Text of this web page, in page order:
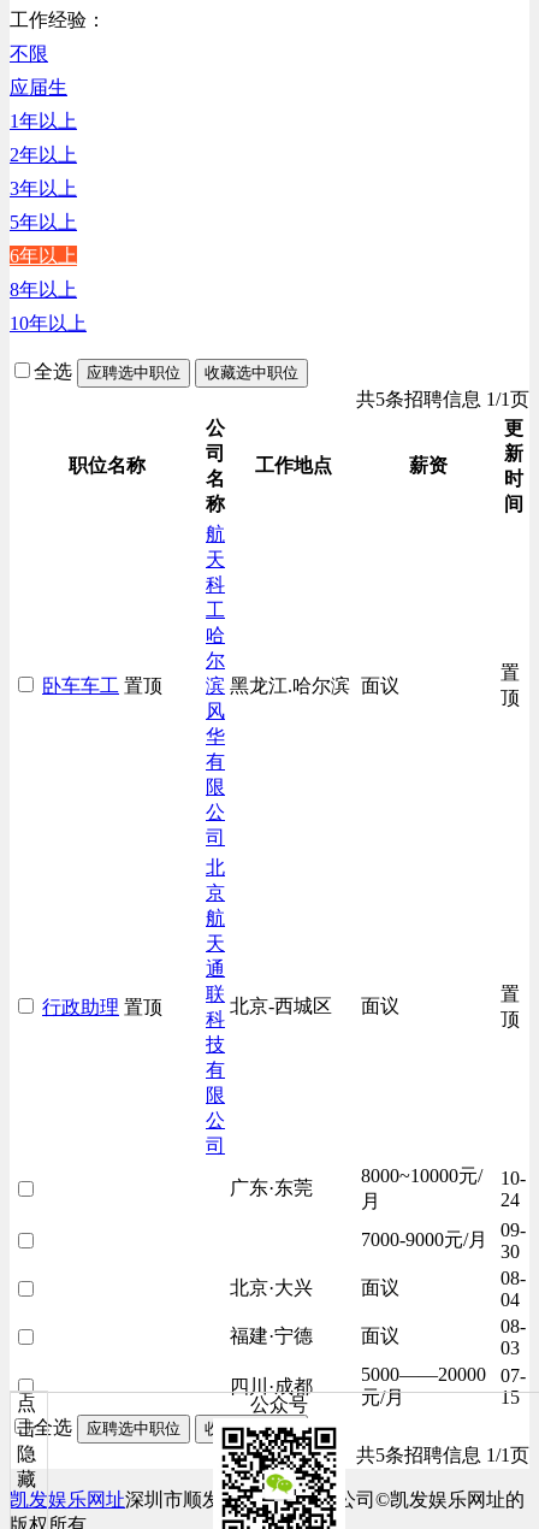
客服及凯发娱乐网址的技术支持类
高级管理类
电子/电器/半导体类
电力电气/能源/自动化
程序/语言开发类
行政/后勤/文秘类
销售类
人力资源类
互联网/电子商务/游戏类
建筑装潢/市政建设类
技工/维修类
房地产开发/物业管理类
综合技术类
工作经验：
不限
应届生
1年以上
2年以上
3年以上
5年以上
6年以上
8年以上
10年以上
全选 应聘选中职位 收藏选中职位
共5条招聘信息 1/1页
职位名称
公
司
名
称
工作地点 薪资
更
新
时
间
卧车车工 置顶
航
天
科
工
哈
尔
滨
风
华
有
限
公
司
黑龙江.哈尔滨 面议
置
顶
行政助理 置顶
北
京
航
天
通
联
科
技
有
限
公
司
北京-西城区 面议
置
顶
广东·东莞
8000~10000元/
月
10-
24
7000-9000元/月
09-
30
北京·大兴
面议
08-
04
福建·宁德
面议
08-
03
四川·成都
5000——20000
元/月
07-
15
全选
应聘选中职位 收藏选中职位
共5条招聘信息 1/1页
凯发娱乐网址深圳市顺发网络科技有限公司©凯发娱乐网址的
版权所有
点
击
隐
藏
公众号